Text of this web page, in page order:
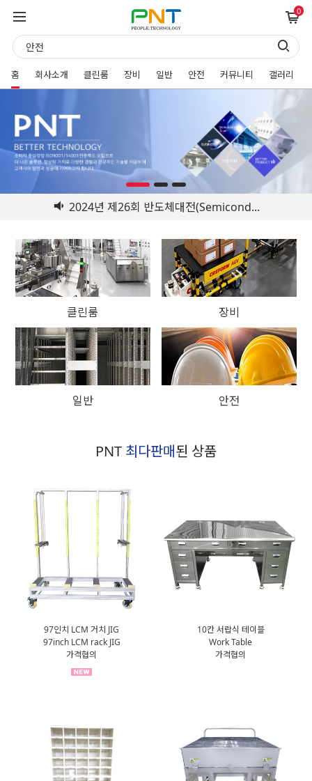
0
홈 회사소개 클린룸 장비 일반 안전 커뮤니티 갤러리
2024년 제26회 반도체대전(Semicond...
클린룸 장비
일반 안전
PNT 최다판매된 상품
97인치 LCM 거치 JIG
97inch LCM rack JIG
가격협의
10칸 서랍식 테이블
Work Table
가격협의